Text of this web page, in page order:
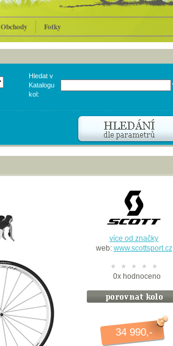
Obchody Fotky
Hledat v
Katalogu
kol:
více od značky
web: www.scottsport.cz
0xhodnoceno
34 990,-